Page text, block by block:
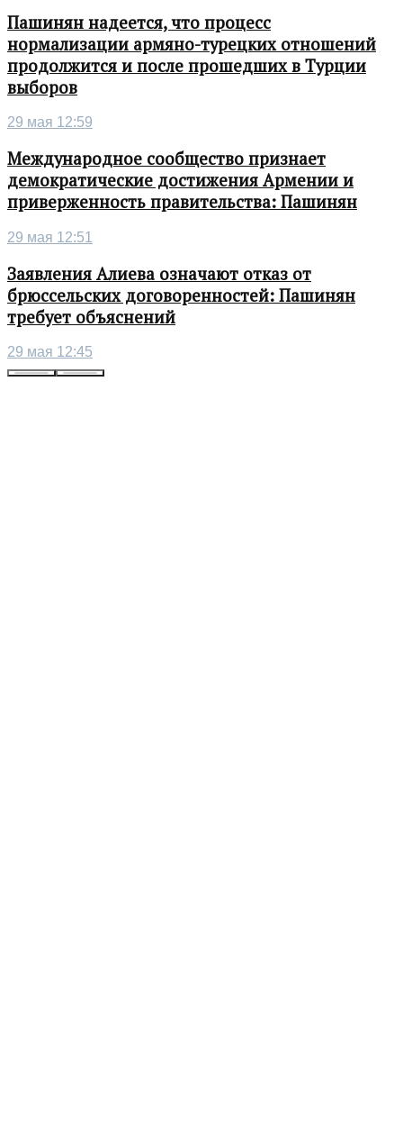
Пашинян надеется, что процесс
нормализации армяно-турецких отношений
продолжится и после прошедших в Турции
выборов
29 мая 12:59
Международное сообщество признает
демократические достижения Армении и
приверженность правительства: Пашинян
29 мая 12:51
Заявления Алиева означают отказ от
брюссельских договоренностей: Пашинян
требует объяснений
29 мая 12:45